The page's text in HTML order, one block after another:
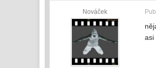
Nováček
asi